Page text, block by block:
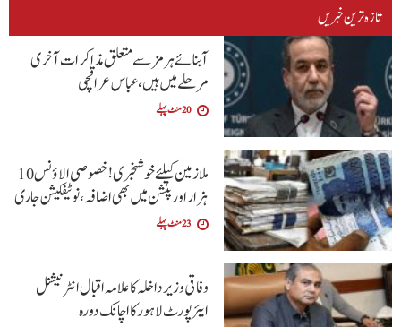
تازہ ترین خبریں
آبنائے ہرمز سے متعلق مذاکرات آخری
مرحلے میں ہیں، عباس عراقچی
20 منٹ پہلے
ملازمین کیلئے خوشخبری !خصوصی الاؤنس 10
ہزار اور پنشن میں بھی اضافہ،نوٹیفکیشن جاری
23 منٹ پہلے
وفاقی وزیر داخلہ کا علامہ اقبال انٹرنیشنل
ایئرپورٹ لاہور کا اچانک دورہ